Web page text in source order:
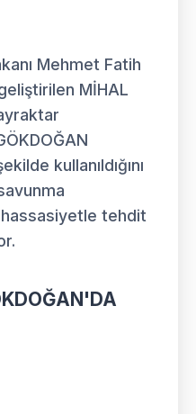
Mehmet Fatih
MİHAL
kullanıldığını
tehdit